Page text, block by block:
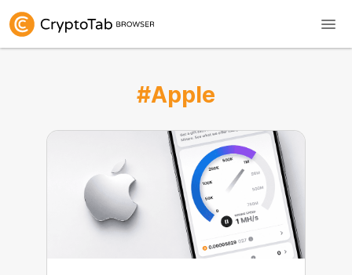
#Apple